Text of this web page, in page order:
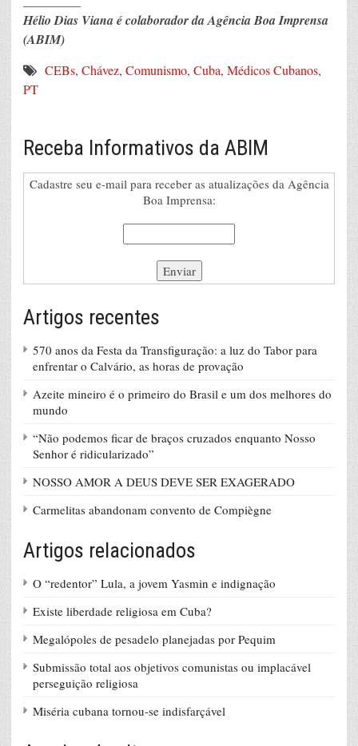
Hélio Dias Viana é colaborador da Agência Boa Imprensa
(ABIM)
CEBs, Chávez, Comunismo, Cuba, Médicos Cubanos,
PT
Receba Informativos da ABIM
Cadastre seu e-mail para receber as atualizações da Agência
Boa Imprensa:
Artigos recentes
570 anos da Festa da Transfiguração: a luz do Tabor para
enfrentar o Calvário, as horas de provação
Azeite mineiro é o primeiro do Brasil e um dos melhores do
mundo
“Não podemos ficar de braços cruzados enquanto Nosso
Senhor é ridicularizado”
NOSSO AMOR A DEUS DEVE SER EXAGERADO
Carmelitas abandonam convento de Compiègne
Artigos relacionados
O “redentor” Lula, a jovem Yasmin e indignação
Existe liberdade religiosa em Cuba?
Megalópoles de pesadelo planejadas por Pequim
Submissão total aos objetivos comunistas ou implacável
perseguição religiosa
Miséria cubana tornou-se indisfarçável